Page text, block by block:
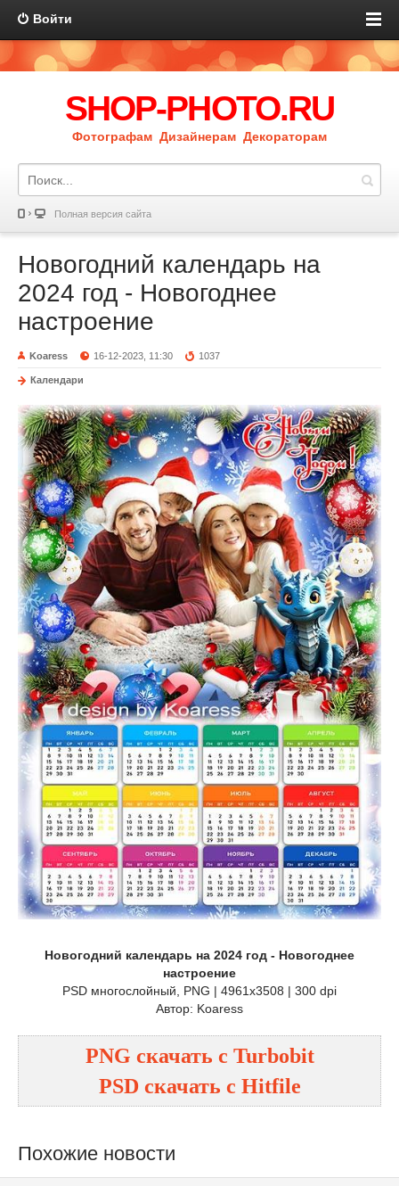
Войти
SHOP-PHOTO.RU
Фотографам Дизайнерам Декораторам
Полная версия сайта
Новогодний календарь на
2024 год - Новогоднее
настроение
Koaress 16-12-2023, 11:30 1037
Календари
Новогодний календарь на 2024 год - Новогоднее
настроение
PSD многослойный, PNG | 4961x3508 | 300 dpi
Автор: Koaress
PNG cкачать с Turbobit
PSDcкачать с Hitfile
Похожие новости